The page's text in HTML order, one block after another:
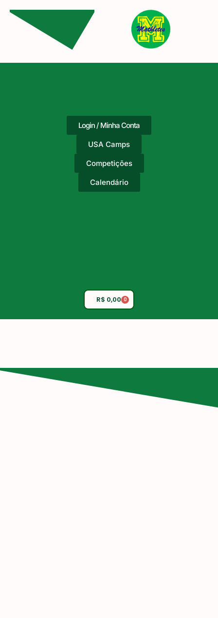
Login / Minha Conta
USA Camps
Competições
Calendário
Adicione o texto do seu
R$ 0,00 0